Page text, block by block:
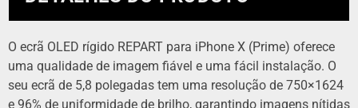
O ecrã OLED rígido REPART para iPhone X (Prime) oferece
uma qualidade de imagem fiável e uma fácil instalação. O
seu ecrã de 5,8 polegadas tem uma resolução de 750×1624
e 96% de uniformidade de brilho, garantindo imagens nítidas